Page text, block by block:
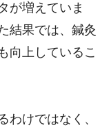
が増えていま
結果では、鍼灸
向上しているこ
わけではなく、